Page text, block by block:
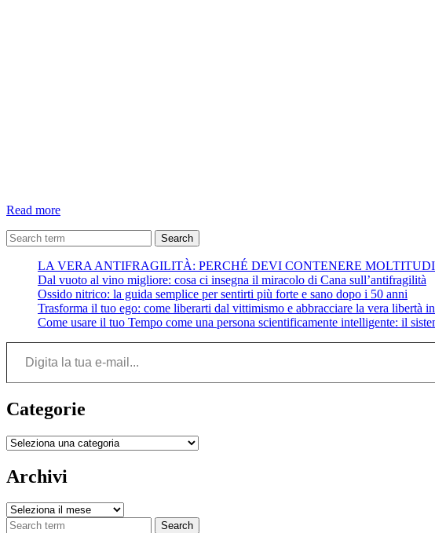
Read morePoesia
Pasqua:
Search
LA VERA ANTIFRAGILITÀ: PERCHÉ DEVI CONTENERE
Dal vuoto al vino migliore: cosa ci insegna il miracolo di Cana sull’antifragilità
Ossido nitrico: la guida semplice per sentirti più forte e sano dopo i 50 anni
Trasforma il tuo ego: come liberarti dal vittimismo e abbracciare la vera libertà
Come usare il tuo Tempo come una persona scientificamente intelligente: il
Digita la tua e-mail...
Categorie
Categorie
Archivi
Archivi
Search